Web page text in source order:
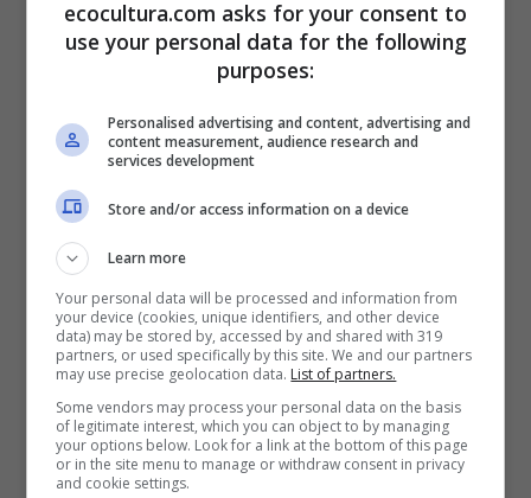
Relaciones entre estrés
y simpatía: resultados
de la investigación
A partir del estudio británico se logró vincular el
alto nivel de estrés con ciertos
comportamientos. Hay diversas alarmas en
nuestro cuerpo que avisan del peligro. Una
persona muy estresada, por ejemplo, tenderá a
tocarse la cara, morderse las uñas, jugar con el
pelo o, repetidamente, tocar distintos objetos
mientras interactúa en el mundo. Hay que
prestar atención a estas alarmas que un
individuo, aunque inconscientemente, está
dando.
ecocultura.com asks for your consent to
use your personal data for the following
purposes:
Personalised advertising and content, advertising and
content measurement, audience research and
services development
Store and/or access information on a device
Learn more
Your personal data will be processed and information from
your device (cookies, unique identifiers, and other device
data) may be stored by, accessed by and shared with 319
partners, or used specifically by this site. We and our partners
may use precise geolocation data. List of partners.
Some vendors may process your personal data on the basis
of legitimate interest, which you can object to by managing
your options below. Look for a link at the bottom of this page
or in the site menu to manage or withdraw consent in privacy
and cookie settings.